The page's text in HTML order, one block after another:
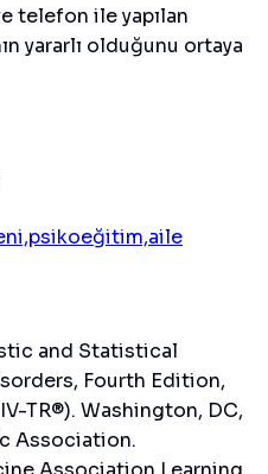
telefon ile yapılan
yararlı olduğunu ortaya
and Statistical
Fourth Edition,
TR®). Washington, DC,
Association.